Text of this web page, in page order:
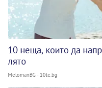
10 неща, които да
лято
MelomanBG - 10te.bg